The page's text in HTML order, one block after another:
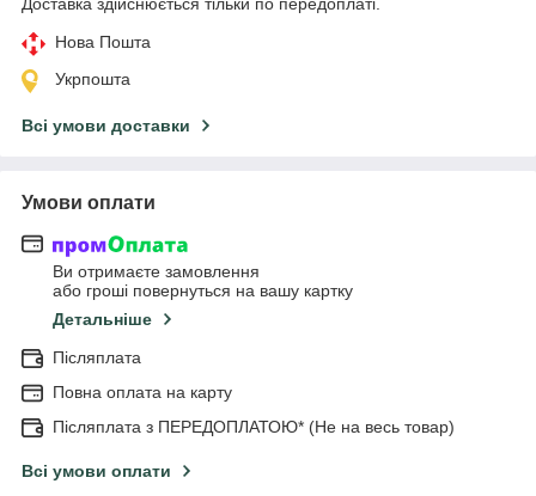
Нова Пошта
Укрпошта
Всі умови доставки
Умови оплати
Ви отримаєте замовлення
або гроші повернуться на вашу картку
Детальніше
Післяплата
Повна оплата на карту
Післяплата з ПЕРЕДОПЛАТОЮ* (Не на весь товар)
Всі умови оплати